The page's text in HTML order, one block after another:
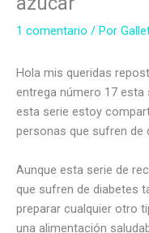
1 comentario / Por
Hola mis queridas
entrega número 17 esta
esta serie estoy
personas que sufren de
Aunque esta serie de
que sufren de diabetes
preparar cualquier otro
una alimentación